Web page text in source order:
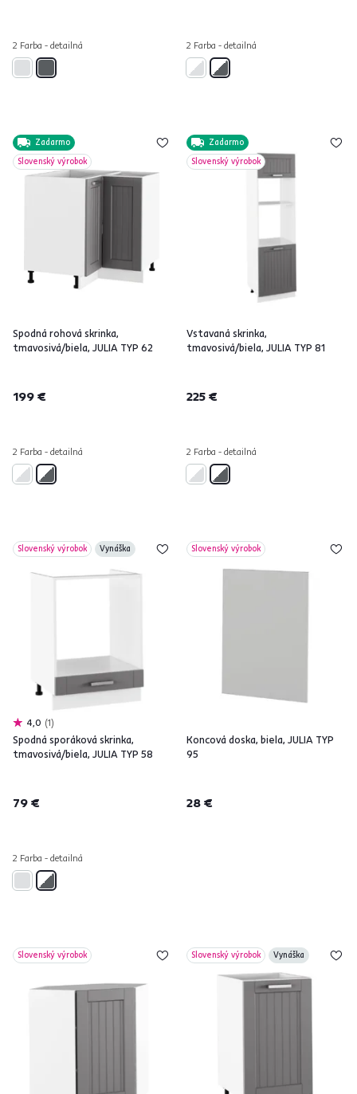
2 Farba - detailná 2 Farba - detailná
Zadarmo
Slovenský výrobok
Spodná rohová skrinka,
tmavosivá/biela, JULIA TYP 62
199 €
2 Farba - detailná
Zadarmo
Slovenský výrobok
Vstavaná skrinka,
tmavosivá/biela, JULIA TYP 81
225 €
2 Farba - detailná
Slovenský výrobok Vynáška
4,0 1
Spodná sporáková skrinka,
tmavosivá/biela, JULIA TYP 58
79 €
2 Farba - detailná
Slovenský výrobok
Koncová doska, biela, JULIA TYP
95
28 €
Slovenský výrobok Slovenský výrobok Vynáška